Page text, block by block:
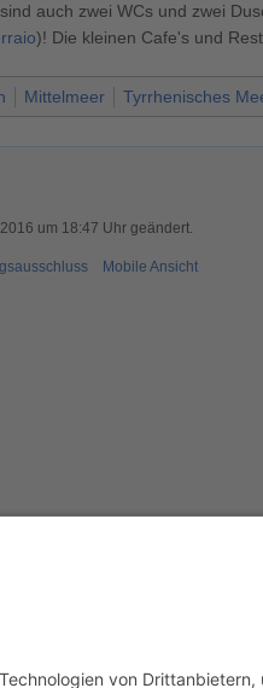
auch zwei WCs und zwei
)! Die kleinen Cafe's und
Mittelmeer Tyrrhenisches
um 18:47 Uhr geändert.
Mobile Ansicht